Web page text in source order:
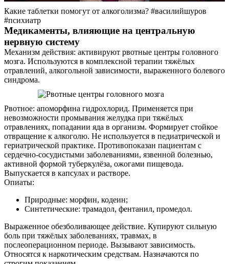
Какие таблетки помогут от алкоголизма? #василийшуров
#психиатр
Медикаменты, влияющие на центральную
нервную систему
Механизм действия: активируют рвотные центры головного
мозга. Используются в комплексной терапии тяжёлых
отравлений, алкогольной зависимости, выраженного болевого
синдрома.
Рвотное: апоморфина гидрохлорид. Применяется при
невозможности промывания желудка при тяжёлых
отравлениях, попадании яда в организм. Формирует стойкое
отвращение к алкоголю. Не используется в педиатрической и
гериатрической практике. Противопоказан пациентам с
сердечно-сосудистыми заболеваниями, язвенной болезнью,
активной формой туберкулёза, ожогами пищевода.
Выпускается в капсулах и растворе.
Опиаты:
Природные: морфин, кодеин;
Синтетические: трамадол, фентанил, промедол.
Выраженное обезболивающее действие. Купируют сильную
боль при тяжёлых заболеваниях, травмах, в
послеоперационном периоде. Вызывают зависимость.
Относятся к наркотическим средствам. Назначаются по